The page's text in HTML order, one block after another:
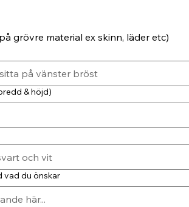
grövre material ex skinn, läder etc)
& höjd)
vad du önskar